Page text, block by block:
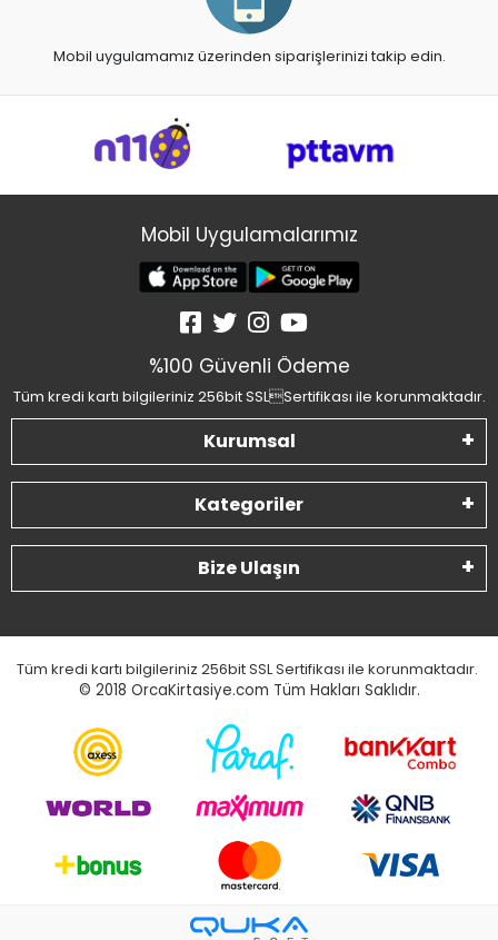
Mobil uygulamamız üzerinden siparişlerinizi takip edin.
Mobil Uygulamalarımız
%100 Güvenli Ödeme
Tüm kredi kartı bilgileriniz 256bit SSLSertifikası ile korunmaktadır.
Kurumsal
Kategoriler
Bize Ulaşın
Tüm kredi kartı bilgileriniz 256bit SSL Sertifikası ile korunmaktadır.
© 2018 OrcaKirtasiye.com Tüm Hakları Saklıdır.